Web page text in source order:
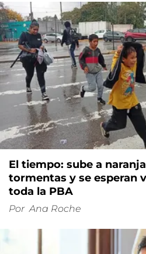
El tiempo: sube a
tormentas y se esperan
toda la PBA
Por Ana Roche